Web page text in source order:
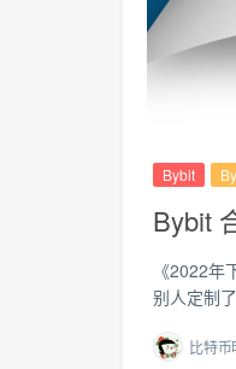
Bybit
Bybit
《2022
别人定制
比特币